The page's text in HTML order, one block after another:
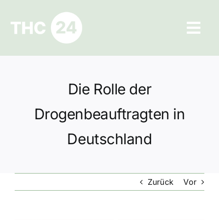
springen
Ratgeber
Hilfe und Kontakt
Datenschutz
Die Rolle der
Drogenbeauftragten in
Deutschland
Zurück Vor